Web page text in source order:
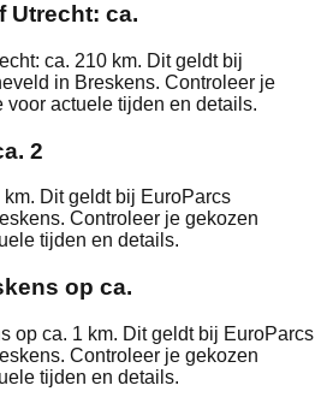
Utrecht: ca.
ca. 210 km. Dit geldt bij
in Breskens. Controleer je
voor actuele tijden en details.
2
km. Dit geldt bij EuroParcs
Controleer je gekozen
tijden en details.
op ca.
op ca. 1 km. Dit geldt bij EuroParcs
Controleer je gekozen
tijden en details.